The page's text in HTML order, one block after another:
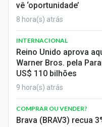
vê ‘oportunidade’
8 hora(s) atrás
INTERNACIONAL
Reino Unido aprova
Warner Bros. pela
US$ 110 bilhões
9 hora(s) atrás
COMPRAR OU VENDER?
Brava (BRAV3) recua